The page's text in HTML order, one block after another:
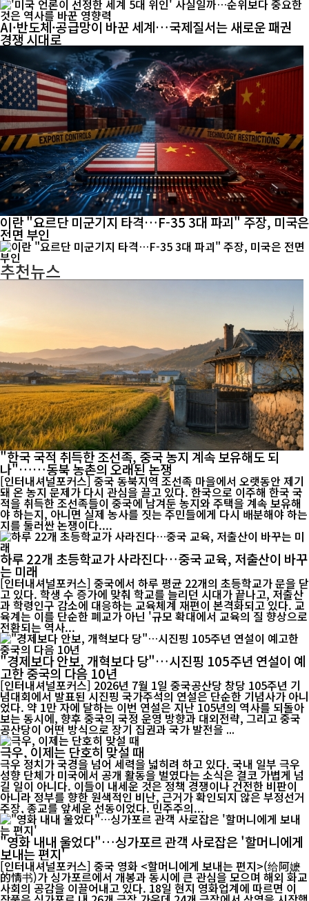
AI·반도체·공급망이 바꾼 세계…국제질서는 새로운 패권
경쟁 시대로
이란 "요르단 미군기지 타격…F-35 3대 파괴" 주장, 미국은
전면 부인
추천뉴스
"한국 국적 취득한 조선족, 중국 농지 계속 보유해도 되
나"……동북 농촌의 오래된 논쟁
[인터내셔널포커스] 중국 동북지역 조선족 마을에서 오랫동안 제기
돼 온 농지 문제가 다시 관심을 끌고 있다. 한국으로 이주해 한국 국
적을 취득한 조선족들이 중국에 남겨둔 농지와 주택을 계속 보유해
야 하는지, 아니면 실제 농사를 짓는 주민들에게 다시 배분해야 하는
지를 둘러싼 논쟁이다....
하루 22개 초등학교가 사라진다…중국 교육, 저출산이 바꾸
는 미래
[인터내셔널포커스] 중국에서 하루 평균 22개의 초등학교가 문을 닫
고 있다. 학생 수 증가에 맞춰 학교를 늘리던 시대가 끝나고, 저출산
과 학령인구 감소에 대응하는 교육체계 재편이 본격화되고 있다. 교
육계는 이를 단순한 폐교가 아닌 '규모 확대에서 교육의 질 향상으로
전환되는 역사...
"경제보다 안보, 개혁보다 당"…시진핑 105주년 연설이 예
고한 중국의 다음 10년
[인터내셔널포커스] 2026년 7월 1일 중국공산당 창당 105주년 기
념대회에서 발표된 시진핑 국가주석의 연설은 단순한 기념사가 아니
었다. 약 1만 자에 달하는 이번 연설은 지난 105년의 역사를 되돌아
보는 동시에, 향후 중국의 국정 운영 방향과 대외전략, 그리고 중국
공산당이 어떤 방식으로 장기 집권과 국가 발전을 ...
극우, 이제는 단호히 맞설 때
극우 정치가 국경을 넘어 세력을 넓히려 하고 있다. 국내 일부 극우
성향 단체가 미국에서 공개 활동을 벌였다는 소식은 결코 가볍게 넘
길 일이 아니다. 이들이 내세운 것은 정책 경쟁이나 건전한 비판이
아니라 정부를 향한 원색적인 비난, 근거가 확인되지 않은 부정선거
주장, 종교를 앞세운 선동이었다. 민주주의...
"영화 내내 울었다"…싱가포르 관객 사로잡은 '할머니에게
보내는 편지'
[인터내셔널포커스] 중국 영화 <할머니에게 보내는 편지>(给阿嬷
的情书)가 싱가포르에서 개봉과 동시에 큰 관심을 모으며 해외 화교
사회의 공감을 이끌어내고 있다. 18일 현지 영화업계에 따르면 이